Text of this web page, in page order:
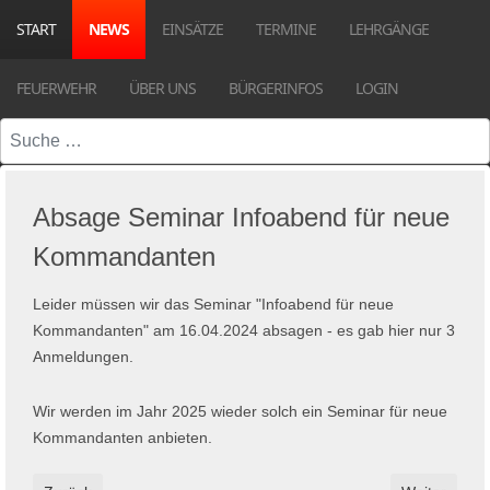
START NEWS EINSÄTZE TERMINE LEHRGÄNGE
FEUERWEHR ÜBER UNS BÜRGERINFOS LOGIN
Suchen
Absage Seminar Infoabend für neue
Kommandanten
Leider müssen wir das Seminar "Infoabend für neue
Kommandanten" am 16.04.2024 absagen - es gab hier nur 3
Anmeldungen.
Wir werden im Jahr 2025 wieder solch ein Seminar für neue
Kommandanten anbieten.